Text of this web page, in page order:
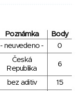
Poznámka
Body
- neuvedeno - 0
Česká
Republika
6
bez aditiv
15